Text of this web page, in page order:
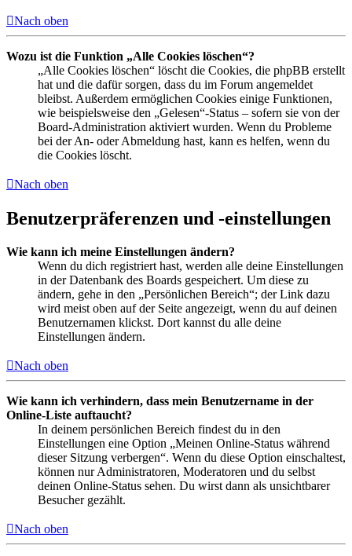
Nach oben
Wozu ist die Funktion „Alle Cookies löschen“?
„Alle Cookies löschen“ löscht die Cookies, die phpBB erstellt
hat und die dafür sorgen, dass du im Forum angemeldet
bleibst. Außerdem ermöglichen Cookies einige Funktionen,
wie beispielsweise den „Gelesen“-Status – sofern sie von der
Board-Administration aktiviert wurden. Wenn du Probleme
bei der An- oder Abmeldung hast, kann es helfen, wenn du
die Cookies löscht.
Nach oben
Benutzerpräferenzen und -einstellungen
Wie kann ich meine Einstellungen ändern?
Wenn du dich registriert hast, werden alle deine Einstellungen
in der Datenbank des Boards gespeichert. Um diese zu
ändern, gehe in den „Persönlichen Bereich“; der Link dazu
wird meist oben auf der Seite angezeigt, wenn du auf deinen
Benutzernamen klickst. Dort kannst du alle deine
Einstellungen ändern.
Nach oben
Wie kann ich verhindern, dass mein Benutzername in der
Online-Liste auftaucht?
In deinem persönlichen Bereich findest du in den
Einstellungen eine Option „Meinen Online-Status während
dieser Sitzung verbergen“. Wenn du diese Option einschaltest,
können nur Administratoren, Moderatoren und du selbst
deinen Online-Status sehen. Du wirst dann als unsichtbarer
Besucher gezählt.
Nach oben